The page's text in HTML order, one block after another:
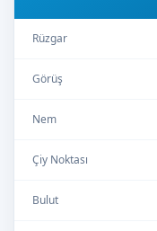
Rüzgar
Görüş
Nem
Çiy Noktası
Bulut